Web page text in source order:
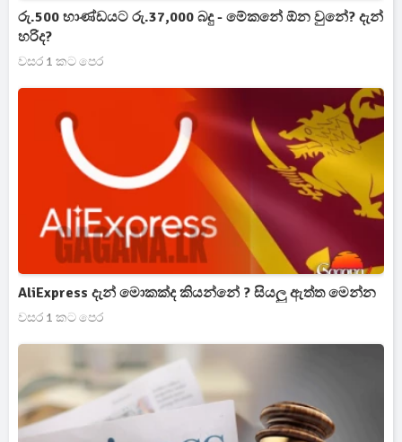
රු.500 භාණ්ඩයට රු.37,000 බදු - මේකනේ ඕන වුනේ? දැන්
හරිද?
වසර 1 කට පෙර
AliExpress දැන් මොකක්ද කියන්නේ ? සියලු ඇත්ත මෙන්න
වසර 1 කට පෙර